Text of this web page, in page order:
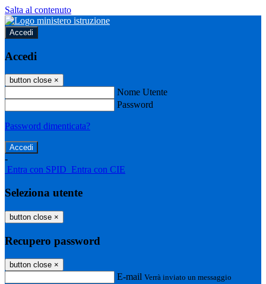
Salta al contenuto
Accedi
Accedi
button close ×
Nome Utente
Password
Password dimenticata?
-
Entra con SPID Entra con CIE
Seleziona utente
button close ×
Recupero password
button close ×
E-mail Verrà inviato un messaggio